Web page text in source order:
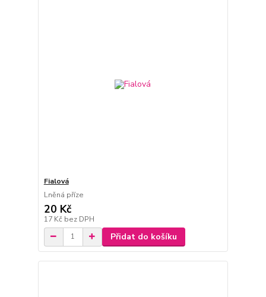
Fialová
Lněná příze
20 Kč
17 Kč bez DPH
Přidat do košíku